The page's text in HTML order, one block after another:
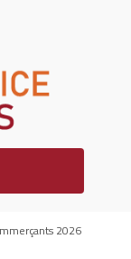
2026